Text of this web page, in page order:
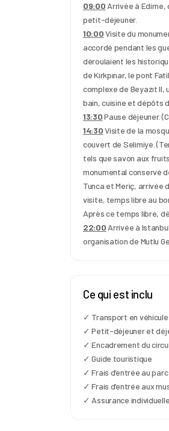
09:00 Arrivée à Edirne,
petit-déjeuner.
10:00 Visite du
accordé pendant les
déroulaient les
de Kırkpınar, le pont
complexe de Beyazıt
bain, cuisine et dépôts
13:30 Pause déjeuner.
14:30 Visite de la
couvert de Selimiye.
tels que savon aux
monumental conservé
Tunca et Meriç, arrivée
visite, temps libre au
Après ce temps libre,
22:00 Arrivée à
organisation de Mutlu
Ce qui est inclu
✓ Transport en
✓ Petit-déjeuner et
✓ Encadrement du
✓ Guide touristique
✓ Frais d’entrée au
✓ Frais d’entrée aux
✓ Assurance